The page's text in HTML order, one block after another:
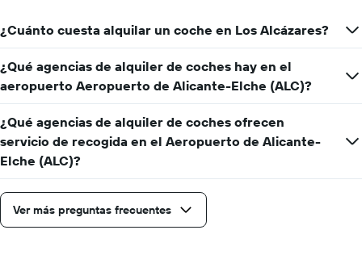
¿Cuánto cuesta alquilar un coche en Los Alcázares?
¿Qué agencias de alquiler de coches hay en el
aeropuerto Aeropuerto de Alicante-Elche (ALC)?
¿Qué agencias de alquiler de coches ofrecen
servicio de recogida en el Aeropuerto de Alicante-
Elche (ALC)?
Ver más preguntas frecuentes